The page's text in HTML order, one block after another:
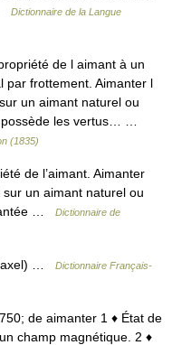
Dictionnaire de la Langue
de l aimant à un
par frottement. Aimanter l
un aimant naturel ou
possède les vertus… …
(1835)
de l’aimant. Aimanter
sur un aimant naturel ou
…
Dictionnaire de
…
Dictionnaire Français-
de aimanter 1 ♦ État de
champ magnétique. 2 ♦